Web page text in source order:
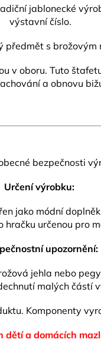
jablonecké
výstavní číslo.
předmět s brožovým
v oboru. Tuto
a obnovu
bezpečnosti
Určení výrobku:
jako módní
hračku určenou pro
upozornění:
jehla nebo
malých částí
Komponenty
dětí a domácích